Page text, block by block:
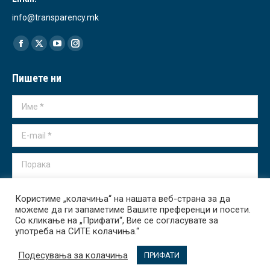
info@transparency.mk
Find us on:
Facebook
opens
in
new
X
opens
in
YouTube
opens
in
Instagram
in
Пишете ни
Име *
E-mail *
Порака
Испрати
Користиме „колачиња“ на нашата веб-страна за да
можеме да ги запаметиме Вашите преференци и посети.
Со кликање на „Прифати“, Вие се согласувате за
употреба на СИТЕ колачиња.“
Подесувања за колачиња ПРИФАТИ